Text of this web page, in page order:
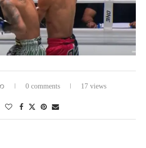
0 comments 17 views